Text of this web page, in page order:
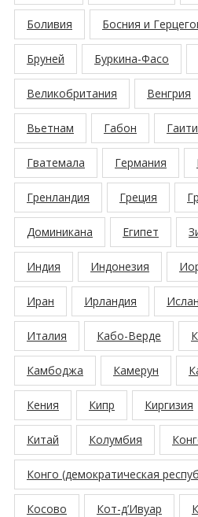
Боливия Босния и
Бруней Буркина-Фасо
Великобритания Венгрия
Вьетнам Габон Гаити
Гватемала Германия
Гренландия Греция
Доминикана Египет
Индия Индонезия
Иран Ирландия
Италия Кабо-Верде
Камбоджа Камерун
Кения Кипр Киргизия
Китай Колумбия
Конго (демократическая
Косово Кот-д’Ивуар